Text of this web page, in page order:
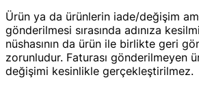
Ürün ya da ürünlerin iade/değişim
gönderilmesi sırasında adınıza
nüshasının da ürün ile birlikte geri
zorunludur. Faturası gönderilmeyen
değişimi kesinlikle gerçekleştirilmez.